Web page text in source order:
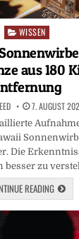
Posted
in
WISSEN
aus 180
7. AUGUST
Die
zu
READING